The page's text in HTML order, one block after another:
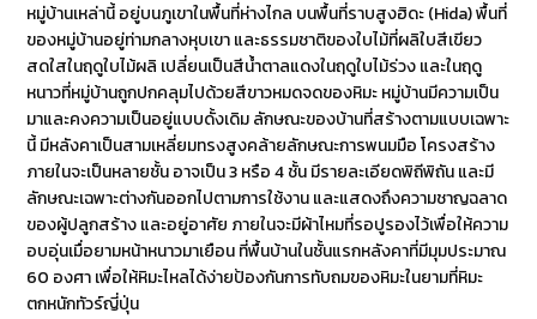
หมู่บ้านเหล่านี้ อยู่บนภูเขาในพื้นที่ห่างไกล บนพื้นที่ราบสูงฮิดะ (Hida) พื้นที่
ของหมู่บ้านอยู่ท่ามกลางหุบเขา และธรรมชาติของใบไม้ที่ผลิใบสีเขียว
สดใสในฤดูใบไม้ผลิ เปลี่ยนเป็นสีน้ำตาลแดงในฤดูใบไม้ร่วง และในฤดู
หนาวที่หมู่บ้านถูกปกคลุมไปด้วยสีขาวหมดจดของหิมะ หมู่บ้านมีความเป็น
มาและคงความเป็นอยู่แบบดั้งเดิม ลักษณะของบ้านที่สร้างตามแบบเฉพาะ
นี้ มีหลังคาเป็นสามเหลี่ยมทรงสูงคล้ายลักษณะการพนมมือ โครงสร้าง
ภายในจะเป็นหลายชั้น อาจเป็น 3 หรือ 4 ชั้น มีรายละเอียดพิถีพิถัน และมี
ลักษณะเฉพาะต่างกันออกไปตามการใช้งาน และแสดงถึงความชาญฉลาด
ของผู้ปลูกสร้าง และอยู่อาศัย ภายในจะมีผ้าไหมที่รอปูรองไว้เพื่อให้ความ
อบอุ่นเมื่อยามหน้าหนาวมาเยือน ที่พื้นบ้านในชั้นแรกหลังคาที่มีมุมประมาณ
60 องศา เพื่อให้หิมะไหลได้ง่ายป้องกันการทับถมของหิมะในยามที่หิมะ
ตกหนักทัวร์ญี่ปุ่น